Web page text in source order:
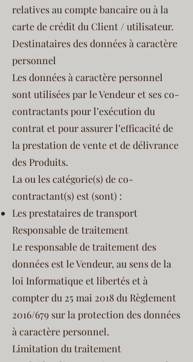
relatives au compte bancaire ou à la
carte de crédit du Client / utilisateur.
Destinataires des données à caractère
personnel
Les données à caractère personnel
sont utilisées par le Vendeur et ses co-
contractants pour l’exécution du
contrat et pour assurer l’efficacité de
la prestation de vente et de délivrance
des Produits.
La ou les catégorie(s) de co-
contractant(s) est (sont) :
Les prestataires de transport
Responsable de traitement
Le responsable de traitement des
données est le Vendeur, au sens de la
loi Informatique et libertés et à
compter du 25 mai 2018 du Règlement
2016/679 sur la protection des données
à caractère personnel.
Limitation du traitement